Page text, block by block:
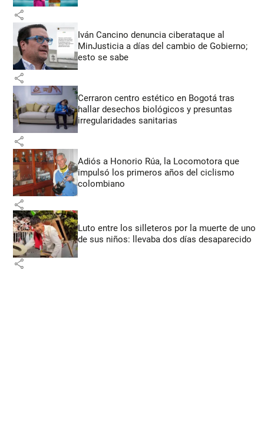
share
Iván Cancino denuncia ciberataque al
MinJusticia a días del cambio de Gobierno;
esto se sabe
share
Cerraron centro estético en Bogotá tras
hallar desechos biológicos y presuntas
irregularidades sanitarias
share
Adiós a Honorio Rúa, la Locomotora que
impulsó los primeros años del ciclismo
colombiano
share
Luto entre los silleteros por la muerte de uno
de sus niños: llevaba dos días desaparecido
share